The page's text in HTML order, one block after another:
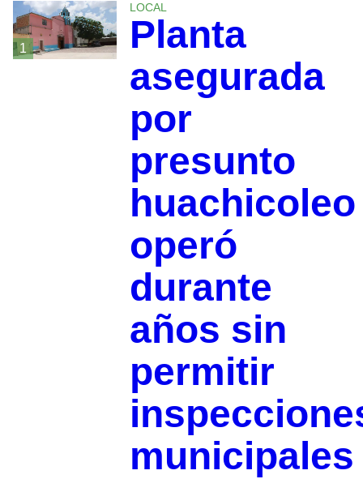
1
LOCAL
Planta
asegurada
por
presunto
huachicoleo
operó
durante
años sin
permitir
municipales